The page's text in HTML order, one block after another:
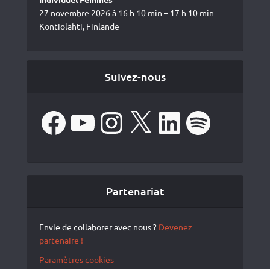
27 novembre 2026 à 16 h 10 min – 17 h 10 min
Kontiolahti, Finlande
Suivez-nous
Facebook Instagram LinkedIn Spotify
Partenariat
Envie de collaborer avec nous ? Devenez
partenaire !
Paramètres cookies